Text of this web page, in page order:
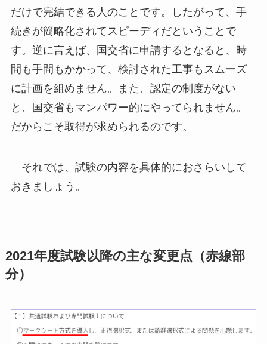
だけで完結できる人のことです。したがって、手
続きが簡略化されてスピーディだということで
す。逆に言えば、国交省に申請するとなると、時
間も手間もかかって、検討された工事もスムーズ
に計画を組めません。また、認定の制度がない
と、国交省もマンパワー的にやってられません。
だからこそ取得が求められるのです。
それでは、試験の内容を具体的におさらいして
おきましょう。
2021年度試験以降の主な変更点 （赤線部
分）